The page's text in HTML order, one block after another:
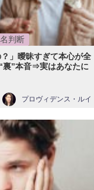
判断
？」曖昧すぎて本心が全
裏”本音⇒実はあなたに
プロヴィデンス・ルイ